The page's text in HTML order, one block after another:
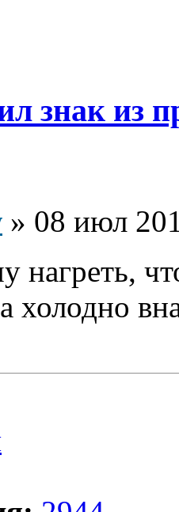
знак из
» 08 июл
холодно